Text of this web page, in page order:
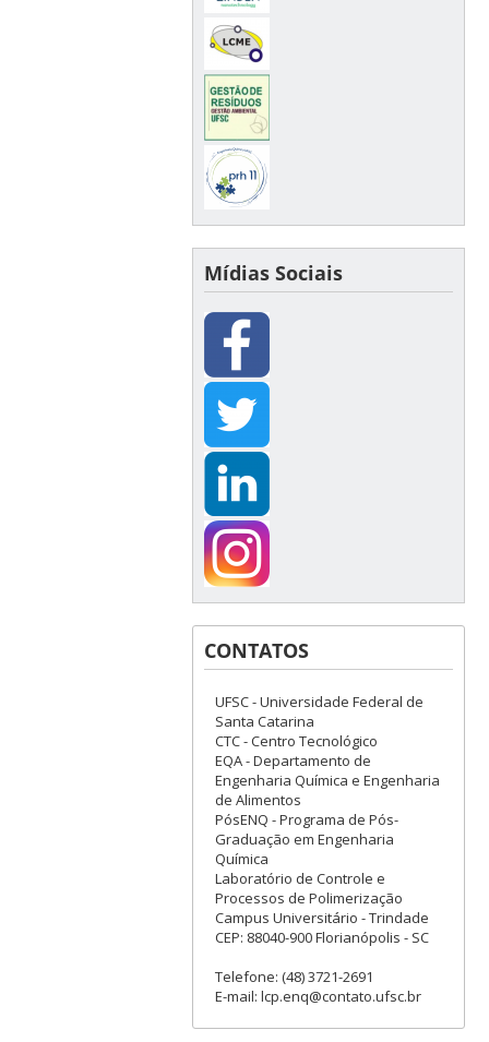
Mídias Sociais
CONTATOS
UFSC - Universidade Federal de
Santa Catarina
CTC - Centro Tecnológico
EQA - Departamento de
Engenharia Química e Engenharia
de Alimentos
PósENQ - Programa de Pós-
Graduação em Engenharia
Química
Laboratório de Controle e
Processos de Polimerização
Campus Universitário - Trindade
CEP: 88040-900 Florianópolis - SC
Telefone: (48) 3721-2691
E-mail: lcp.enq@contato.ufsc.br